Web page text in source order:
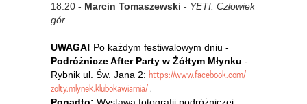
18.20 - Marcin Tomaszewski - YETI. Człowiek
gór
UWAGA! Po każdym festiwalowym dniu -
Podróżnicze After Party w Żółtym Młynku -
Rybnik ul. Św. Jana 2: https://www.facebook.com/
zolty.mlynek.klubokawiarnia/ .